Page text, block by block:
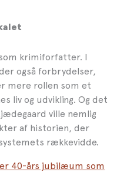
krimiforfatter. I
også forbrydelser,
mere rollen som et
liv og udvikling. Og det
ville nemlig
af historien, der
rækkevidde.
40-års jubilæum som